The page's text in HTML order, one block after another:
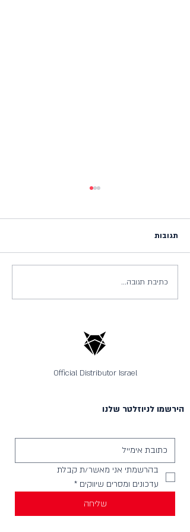
כתבו עלינו - סקירת גרבי צמר
מרינו באתר runpanel
תגובות
כתיבת תגובה...
Official Distributor Israel
הירשמו לניוזלטר שלנו
עדכונים ומסרים שיווקים *
שליחה